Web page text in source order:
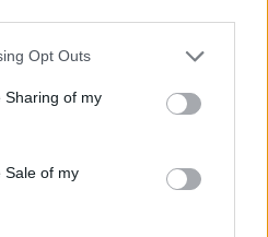
Opt Outs
Sharing of my
Sale of my